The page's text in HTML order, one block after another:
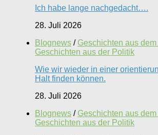
Ich habe lange nachgedacht….
28. Juli 2026
Blognews / Geschichten aus dem
Geschichten aus der Politik
Wie wir wieder in einer
Halt finden können.
28. Juli 2026
Blognews / Geschichten aus dem
Geschichten aus der Politik